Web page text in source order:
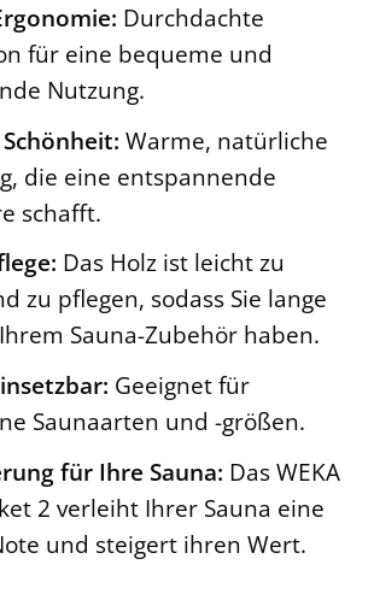
Durchdachte
für eine bequeme und
Nutzung.
Warme, natürliche
die eine entspannende
schafft.
Das Holz ist leicht zu
zu pflegen, sodass Sie lange
Sauna-Zubehör haben.
Geeignet für
Saunaarten und -größen.
für Ihre Sauna: Das WEKA
2 verleiht Ihrer Sauna eine
und steigert ihren Wert.